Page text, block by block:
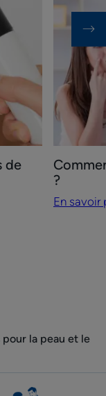
de
quel
type
?
En savoir
la peau et le